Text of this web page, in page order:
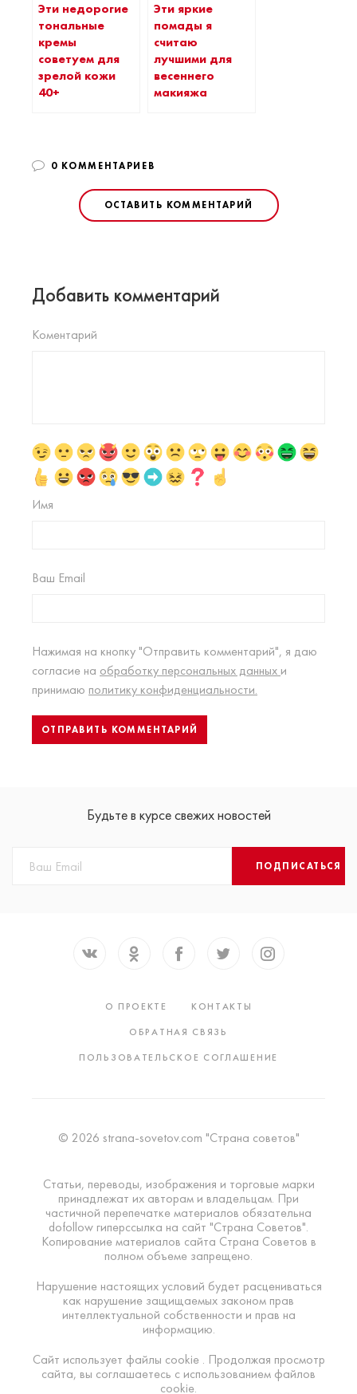
Эти недорогие
тональные
кремы
советуем для
зрелой кожи
40+
Эти яркие
помады я
считаю
лучшими для
весеннего
макияжа
0 КОММЕНТАРИЕВ
ОСТАВИТЬ КОММЕНТАРИЙ
Добавить комментарий
Коментарий
Имя
Ваш Email
Нажимая на кнопку "Отправить комментарий", я даю
согласие на обработку персональных данных и
принимаю политику конфиденциальности.
Будьте в курсе свежих новостей
ПОДПИСАТЬСЯ
О ПРОЕКТЕ
КОНТАКТЫ
ОБРАТНАЯ СВЯЗЬ
ПОЛЬЗОВАТЕЛЬСКОЕ СОГЛАШЕНИЕ
© 2026 strana-sovetov.com "Страна советов"
Статьи, переводы, изображения и торговые марки
принадлежат их авторам и владельцам. При
частичной перепечатке материалов обязательна
dofollow гиперссылка на сайт "Страна Советов".
Копирование материалов сайта Страна Советов в
полном объеме запрещено.
Нарушение настоящих условий будет расцениваться
как нарушение защищаемых законом прав
интеллектуальной собственности и прав на
информацию.
Сайт использует файлы cookie . Продолжая просмотр
сайта, вы соглашаетесь с использованием файлов
cookie.